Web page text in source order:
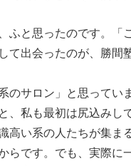
ふと思ったのです。「
て出会ったのが、勝間
のサロン」と思ってい
、私も最初は尻込みし
高い系の人たちが集ま
らです。でも、実際に